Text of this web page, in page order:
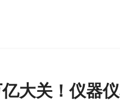
大关！仪器